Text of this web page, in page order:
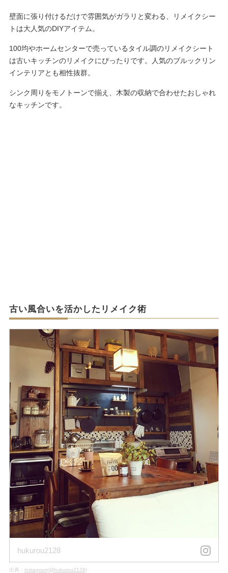
壁面に張り付けるだけで雰囲気がガラリと変わる、リメイクシー
トは大人気のDIYアイテム。
100均やホームセンターで売っているタイル調のリメイクシート
は古いキッチンのリメイクにぴったりです。人気のブルックリン
インテリアとも相性抜群。
シンク周りをモノトーンで揃え、木製の収納で合わせたおしゃれ
なキッチンです。
古い風合いを活かしたリメイク術
hukurou2128
出典： instagram(@hukurou2128)